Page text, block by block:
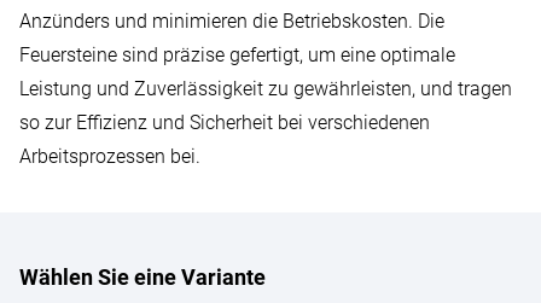
Anzünders und minimieren die Betriebskosten. Die
Feuersteine sind präzise gefertigt, um eine optimale
Leistung und Zuverlässigkeit zu gewährleisten, und tragen
so zur Effizienz und Sicherheit bei verschiedenen
Arbeitsprozessen bei.
Wählen Sie eine Variante